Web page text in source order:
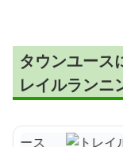
タウンユース
レイルランニ